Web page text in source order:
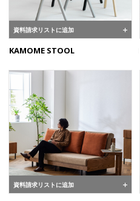
資料請求リストに追加
KAMOME STOOL
資料請求リストに追加